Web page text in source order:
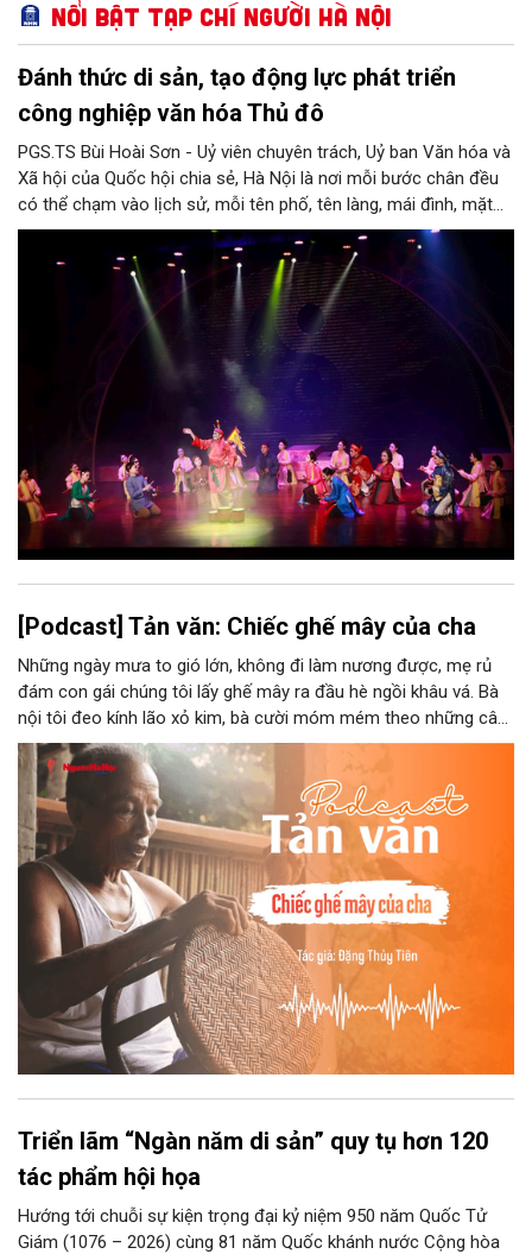
Nổi bật Tạp chí Người Hà Nội
Đánh thức di sản, tạo động lực phát triển
công nghiệp văn hóa Thủ đô
PGS.TS Bùi Hoài Sơn - Uỷ viên chuyên trách, Uỷ ban Văn hóa và
Xã hội của Quốc hội chia sẻ, Hà Nội là nơi mỗi bước chân đều
có thể chạm vào lịch sử, mỗi tên phố, tên làng, mái đình, mặt
hồ, nếp nhà, câu hát, món ăn, làn điệu, nghề thủ công đều có
thể kể một câu chuyện về chiều sâu văn hiến của dân tộc.
Nhưng trong kỷ nguyên mới, câu hỏi đặt ra không chỉ Hà Nội có
bao nhiêu di sản, bao nhiêu văn nghệ sĩ, trí thức, không gian ký
ức, mà là làm thế nào để những giá trị ấy trở thành nguồn lực
phát triển, thành sức mạnh mềm, thành động lực sáng tạo,
thành năng lực cạnh tranh của Thủ đô.
[Podcast] Tản văn: Chiếc ghế mây của cha
Những ngày mưa to gió lớn, không đi làm nương được, mẹ rủ
đám con gái chúng tôi lấy ghế mây ra đầu hè ngồi khâu vá. Bà
nội tôi đeo kính lão xỏ kim, bà cười móm mém theo những câu
chuyện kể tếu táo của đám trẻ chúng tôi. Chiếc ghế mây phát
ra âm thanh kin kít chịu đựng sức nặng cơ thể con người theo
những điệu cười khúc khích.
Triển lãm “Ngàn năm di sản” quy tụ hơn 120
tác phẩm hội họa
Hướng tới chuỗi sự kiện trọng đại kỷ niệm 950 năm Quốc Tử
Giám (1076 – 2026) cùng 81 năm Quốc khánh nước Cộng hòa